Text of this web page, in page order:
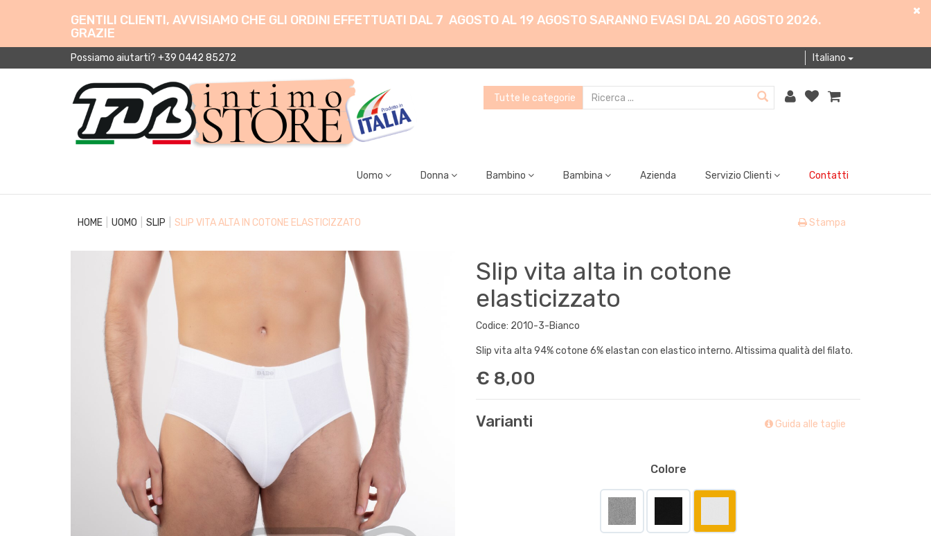
GENTILI CLIENTI, AVVISIAMO CHE GLI ORDINI EFFETTUATI DAL 7 AGOSTO AL 19 AGOSTO SARANNO EVASI DAL 20 AGOSTO 2026.
GRAZIE
Possiamo aiutarti? +39 0442 85272 Italiano
Uomo Donna Bambino Bambina Azienda Servizio Clienti Contatti
HOME UOMO SLIP SLIP VITA ALTA IN COTONE ELASTICIZZATO Stampa
Slip vita alta in cotone
elasticizzato
Codice: 2010-3-Bianco
Slip vita alta 94% cotone 6% elastan con elastico interno. Altissima qualità del filato.
€ 8,00
Varianti Guida alle taglie
Colore